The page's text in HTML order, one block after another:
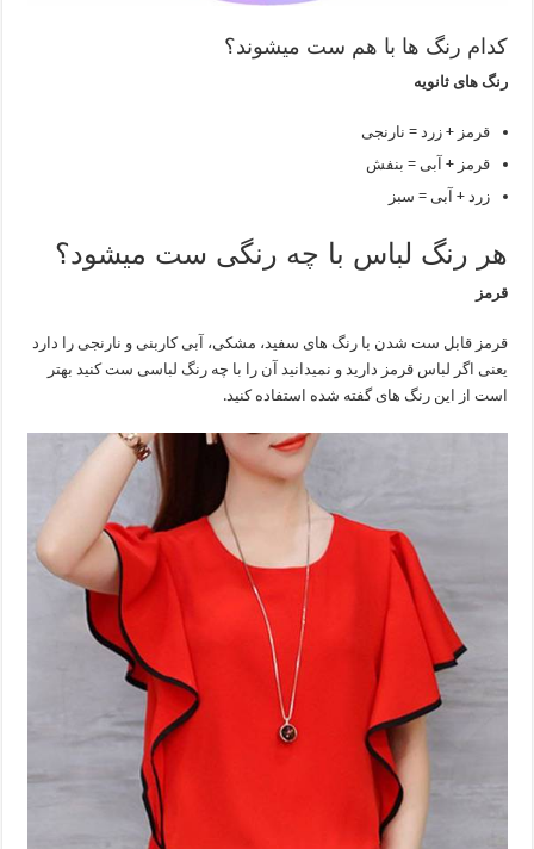
کدام رنگ ها با هم ست میشوند؟
رنگ های ثانویه
قرمز + زرد = نارنجی
قرمز + آبی = بنفش
زرد + آبی = سبز
هر رنگ لباس با چه رنگی ست میشود؟
قرمز
قرمز قابل ست شدن با رنگ های سفید، مشکی، آبی کاربنی و نارنجی را دارد
یعنی اگر لباس قرمز دارید و نمیدانید آن را با چه رنگ لباسی ست کنید بهتر
است از این رنگ های گفته شده استفاده کنید.